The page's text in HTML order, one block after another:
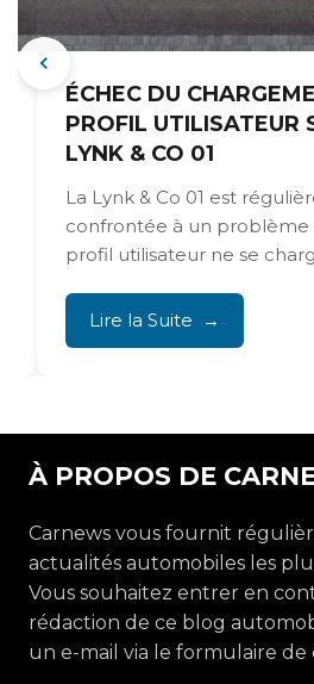
ÉCHEC DU
PROFIL UTILISATEUR
LYNK & CO 01
La Lynk & Co 01 est
confrontée à un problème
profil utilisateur ne se
Lire la Suite
À PROPOS DE
Carnews vous fournit
actualités automobiles les
Vous souhaitez entrer en
rédaction de ce blog
un e-mail via le formulaire de